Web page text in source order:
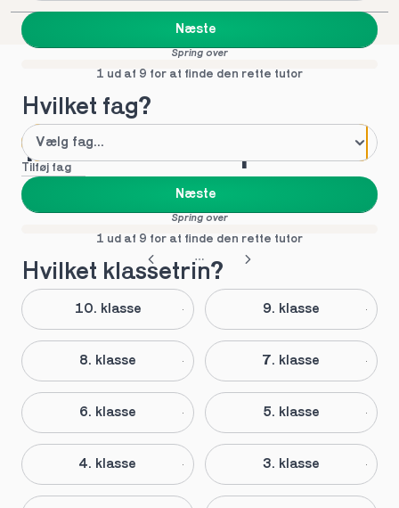
Næste
Spring over
1 ud af 9 for at finde den rette tutor
Hvilket fag?
Tilføj fag
Næste
Spring over
1 ud af 9 for at finde den rette tutor
Hvilket klassetrin?
10. klasse 9. klasse
8. klasse 7. klasse
6. klasse 5. klasse
4. klasse 3. klasse
Mød vores top tutors
i Hasselager